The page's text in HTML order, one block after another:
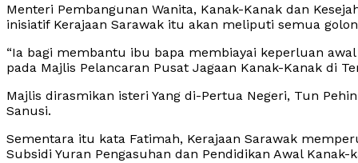
Menteri Pembangunan Wanita, Kanak-Kanak dan
inisiatif Kerajaan Sarawak itu akan meliputi semua
“Ia bagi membantu ibu bapa membiayai keperluan
pada Majlis Pelancaran Pusat Jagaan Kanak-Kanak di
Majlis dirasmikan isteri Yang di-Pertua Negeri, Tun
Sanusi.
Sementara itu kata Fatimah, Kerajaan Sarawak
Subsidi Yuran Pengasuhan dan Pendidikan Awal